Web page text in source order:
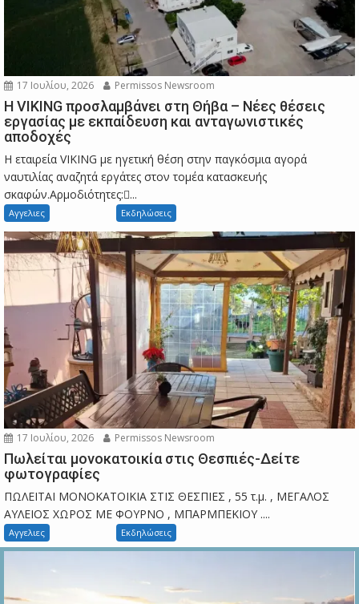
17 Ιουλίου, 2026 Permissos Newsroom
Η VIKING προσλαμβάνει στη Θήβα – Νέες θέσεις
εργασίας με εκπαίδευση και ανταγωνιστικές
αποδοχές
Η εταιρεία VIKING με ηγετική θέση στην παγκόσμια αγορά
ναυτιλίας αναζητά εργάτες στον τομέα κατασκευής
σκαφών.Αρμοδιότητες:...
Αγγελιες Εκδηλώσεις
17 Ιουλίου, 2026 Permissos Newsroom
Πωλείται μονοκατοικία στις Θεσπιές-Δείτε
φωτογραφίες
ΠΩΛΕΙΤΑΙ ΜΟΝΟΚΑΤΟΙΚΙΑ ΣΤΙΣ ΘΕΣΠΙΕΣ , 55 τ.μ. , ΜΕΓΑΛΟΣ
ΑΥΛΕΙΟΣ ΧΩΡΟΣ ΜΕ ΦΟΥΡΝΟ , ΜΠΑΡΜΠΕΚΙΟΥ ....
Αγγελιες Εκδηλώσεις